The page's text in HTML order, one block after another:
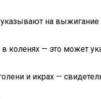
на выжигание
в коленях — это может
и икрах —